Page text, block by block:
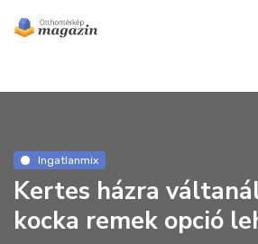
Ingatlanmix
Kertes házra
kocka remek opció